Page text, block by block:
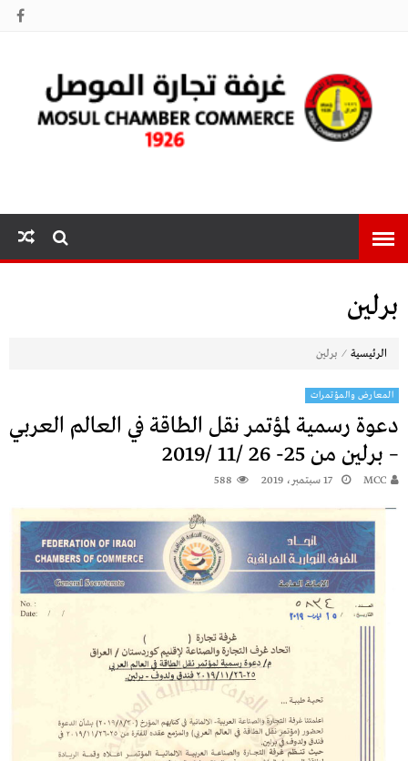
الموصل
برلين
الرئيسية ⁄ برلين
المعارض والمؤتمرات
دعوة رسمية لمؤتمر نقل الطاقة في العالم العربي
– برلين من 25- 26 /11 /2019
MCC 17 سبتمبر، 2019 588